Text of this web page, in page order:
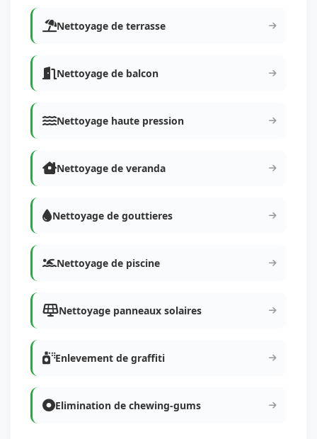
Nettoyage de terrasse
Nettoyage de balcon
Nettoyage haute pression
Nettoyage de veranda
Nettoyage de gouttieres
Nettoyage de piscine
Nettoyage panneaux solaires
Enlevement de graffiti
Elimination de chewing-gums